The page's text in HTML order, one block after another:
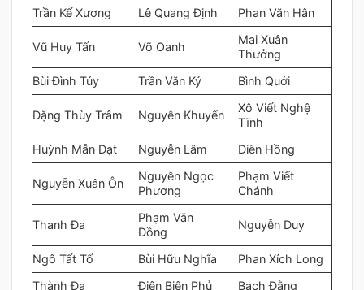
Trần Kế Xương Lê Quang Định Phan Văn Hân
Vũ Huy Tấn Võ Oanh
Mai Xuân
Thưởng
Bùi Đình Túy
Trần Văn Kỷ Bình Quới
Đặng Thùy Trâm Nguyễn Khuyến
Xô Viết Nghệ
Tĩnh
Huỳnh Mẫn Đạt
Nguyễn Lâm Diên Hồng
Nguyễn Xuân Ôn
Nguyễn Ngọc
Phương
Phạm Viết
Chánh
Thanh Đa
Phạm Văn
Đồng
Nguyễn Duy
Ngô Tất Tố Bùi Hữu Nghĩa
Phan Xích Long
Thành Đa
Điện Biên Phủ
Bạch Đằng